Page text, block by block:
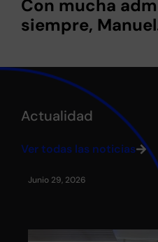
Con mucha
siempre,
Actualidad
Ver todas las noticias
Junio 29, 2026